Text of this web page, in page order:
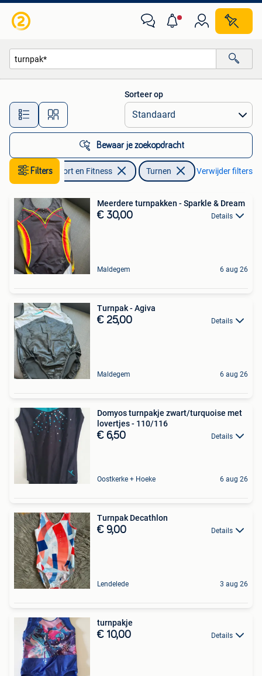
Alle afstanden…
Sorteer op
Bewaar je zoekopdracht
Filters Sport en Fitness Turnen Verwijder filters
Meerdere turnpakken - Sparkle & Dream
€ 30,00 Details
Maldegem 6 aug 26
Turnpak - Agiva
€ 25,00 Details
Maldegem 6 aug 26
Domyos turnpakje zwart/turquoise met
lovertjes - 110/116
€ 6,50 Details
Oostkerke + Hoeke 6 aug 26
Turnpak Decathlon
€ 9,00 Details
Lendelede 3 aug 26
turnpakje
€ 10,00 Details